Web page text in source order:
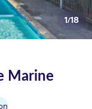
1/18
Marine